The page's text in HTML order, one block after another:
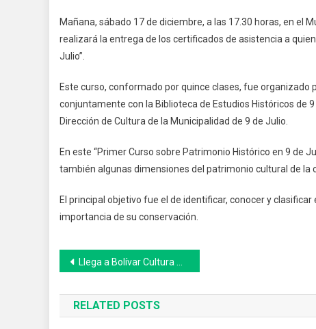
Mañana, sábado 17 de diciembre, a las 17.30 horas, en el
realizará la entrega de los certificados de asistencia a
Julio”.
Este curso, conformado por quince clases, fue organizado
conjuntamente con la Biblioteca de Estudios Históricos de
Dirección de Cultura de la Municipalidad de 9 de Julio.
En este “Primer Curso sobre Patrimonio Histórico en 9 de
también algunas dimensiones del patrimonio cultural de la
El principal objetivo fue el de identificar, conocer y
importancia de su conservación.
Navegación
de
entradas
Llega a Bolívar Cultura Activa
RELATED POSTS